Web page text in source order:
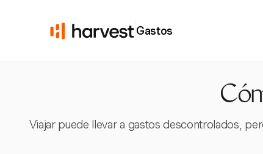
Gastos
Viajar puede llevar a gastos descontrolados,